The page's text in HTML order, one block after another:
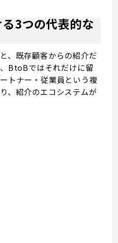
3つの代表的な
、既存顧客からの紹介だ
BtoBではそれだけに留
トナー・従業員という複
、紹介のエコシステムが